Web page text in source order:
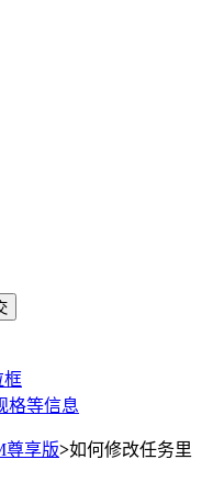
框
格等信息
尊享版>如何修改任务里